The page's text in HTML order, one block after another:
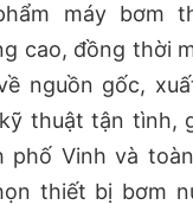
máy bơm
cao, đồng thời
nguồn gốc,
thuật tận tình,
phố Vinh và
thiết bị bơm